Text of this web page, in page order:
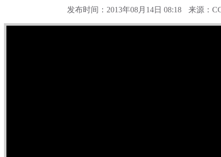
发布时间：2013年08月14日 08:18 来源：